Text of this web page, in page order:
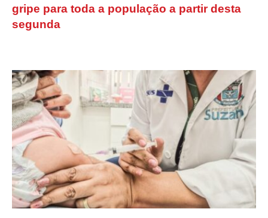
gripe para toda a população a partir desta
segunda